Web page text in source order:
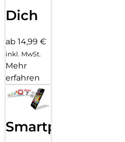
Dich
ab 14,99 €
inkl. MwSt.
Mehr
erfahren
Smartphone